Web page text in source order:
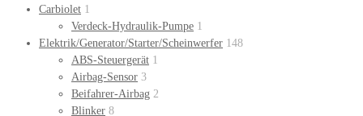
Carbiolet 1
Verdeck-Hydraulik-Pumpe 1
Elektrik/Generator/Starter/Scheinwerfer 148
ABS-Steuergerät 1
Airbag-Sensor 3
Beifahrer-Airbag 2
Blinker 8